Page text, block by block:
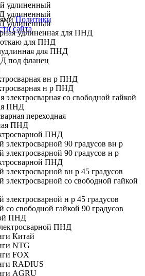
удлиненный
удлиненный
удлиненный
удлиненная для ПНД
для ПНД
для ПНД
под фланец
вн р ПНД
н р ПНД
со свободной гайкой
ПНД
переходная
ПНД
ПНД
90 градусов вн р
90 градусов н р
ПНД
вн р 45 градусов
со свободной гайкой
н р 45 градусов
свободной гайкой 90 градусов
ПНД
ПНД
Китай
NTG
FOX
RADIUS
AGRU
Политики
сайта